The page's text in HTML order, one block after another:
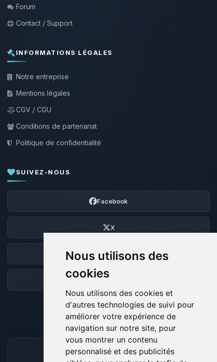
Nous utilisons des
cookies
Nous utilisons des cookies et
d'autres technologies de suivi pour
améliorer votre expérience de
navigation sur notre site, pour
vous montrer un contenu
personnalisé et des publicités
Forum
Contact / Support
INFORMATIONS LÉGALES
Notre entreprise
Mentions légales
CGV / CGU
Conditions de partenariat
Politique de confidentialité
SUIVEZ-NOUS
Facebook
X
Discord
Forum
MOYENS DE PAIEMENT ACCEPTÉS